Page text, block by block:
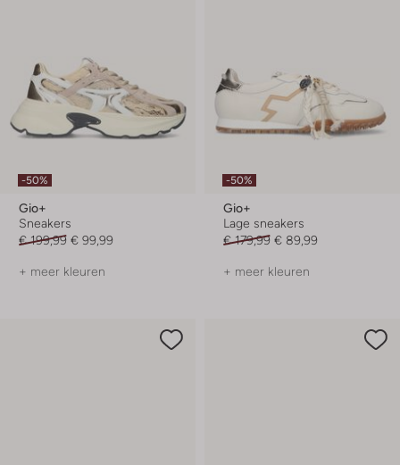
-50%
Gio+
Sneakers
€ 199,99 € 99,99
+ meer kleuren
-50%
Gio+
Lage sneakers
€ 179,99 € 89,99
+ meer kleuren